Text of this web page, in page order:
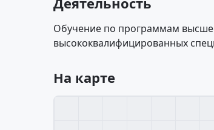
Обучение по программам
высококвалифицированных
На карте